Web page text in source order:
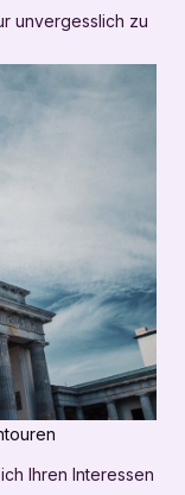
unvergesslich zu
Ihren Interessen